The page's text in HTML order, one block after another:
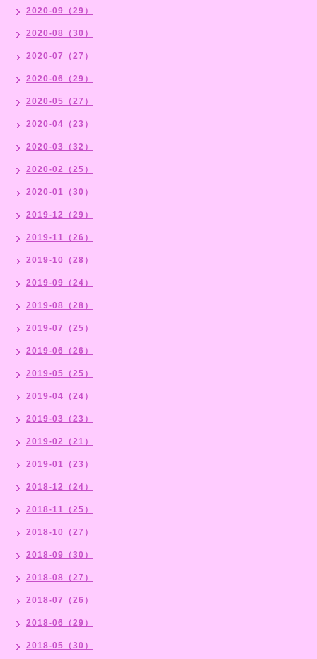
2020-09（29）
2020-08（30）
2020-07（27）
2020-06（29）
2020-05（27）
2020-04（23）
2020-03（32）
2020-02（25）
2020-01（30）
2019-12（29）
2019-11（26）
2019-10（28）
2019-09（24）
2019-08（28）
2019-07（25）
2019-06（26）
2019-05（25）
2019-04（24）
2019-03（23）
2019-02（21）
2019-01（23）
2018-12（24）
2018-11（25）
2018-10（27）
2018-09（30）
2018-08（27）
2018-07（26）
2018-06（29）
2018-05（30）